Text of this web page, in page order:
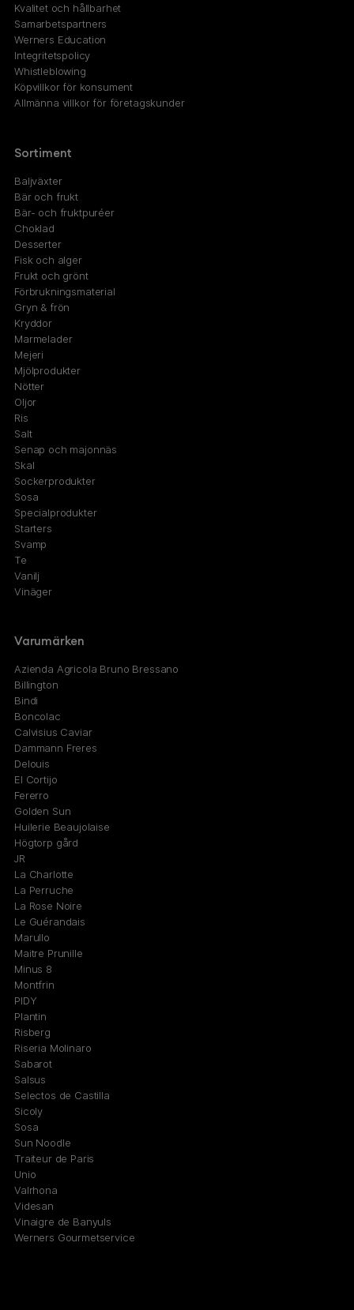
Kvalitet och hållbarhet
Samarbetspartners
Werners Education
Integritetspolicy
Whistleblowing
Köpvillkor för konsument
Allmänna villkor för företagskunder
Sortiment
Baljväxter
Bär och frukt
Bär- och fruktpuréer
Choklad
Desserter
Fisk och alger
Frukt och grönt
Förbrukningsmaterial
Gryn & frön
Kryddor
Marmelader
Mejeri
Mjölprodukter
Nötter
Oljor
Ris
Salt
Senap och majonnäs
Skal
Sockerprodukter
Sosa
Specialprodukter
Starters
Svamp
Te
Vanilj
Vinäger
Varumärken
Azienda Agricola Bruno Bressano
Billington
Bindi
Boncolac
Calvisius Caviar
Dammann Freres
Delouis
El Cortijo
Fererro
Golden Sun
Huilerie Beaujolaise
Högtorp gård
JR
La Charlotte
La Perruche
La Rose Noire
Le Guérandais
Marullo
Maitre Prunille
Minus 8
Montfrin
PIDY
Plantin
Risberg
Riseria Molinaro
Sabarot
Salsus
Selectos de Castilla
Sicoly
Sosa
Sun Noodle
Traiteur de Paris
Unio
Valrhona
Videsan
Vinaigre de Banyuls
Werners Gourmetservice